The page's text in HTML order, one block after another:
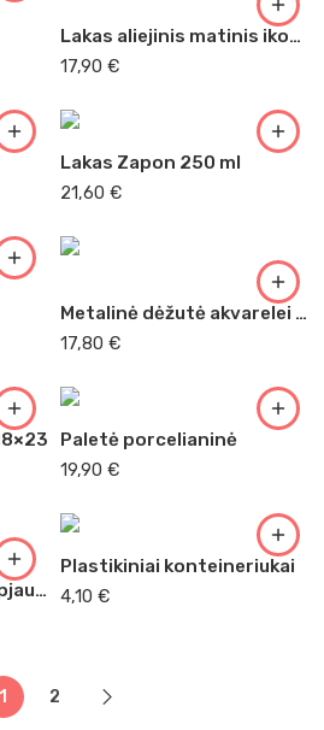
Lakas aliejinis matinis ikonoms
17,90 €
Lakas Zapon 250 ml
21,60 €
Metalinė dėžutė akvarelei 28 duobučių.
17,80 €
Paletė porcelianinė
19,90 €
Peilis aukso lapeliams pjaustyti
Plastikiniai konteineriukai
4,10 €
1 2